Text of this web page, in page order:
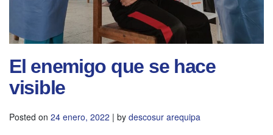
El enemigo que se hace
visible
Posted on 24 enero, 2022 | by descosur arequipa